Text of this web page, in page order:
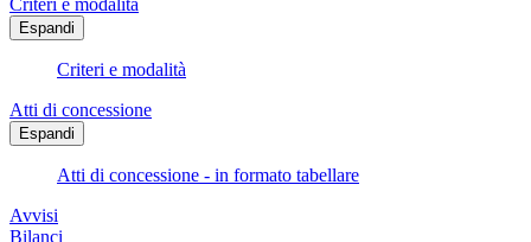
Espandi
Criteri e modalità
Atti di concessione
Espandi
Atti di concessione - in formato tabellare
Avvisi
Bilanci